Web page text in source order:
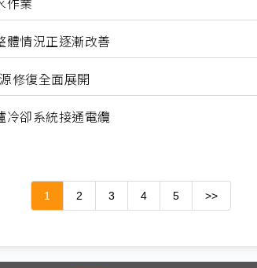
體情況正逐漸改善
修復全面展開
冷卻系統接通電纜
1 2 3 4 5 >>